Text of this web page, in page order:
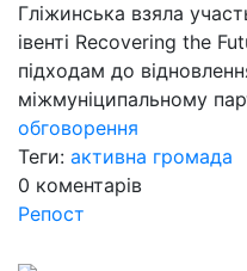
Гліжинська взяла
івенті Recovering the
підходам до
міжмуніципальному
обговорення
Теги: активна громада
0 коментарів
Репост